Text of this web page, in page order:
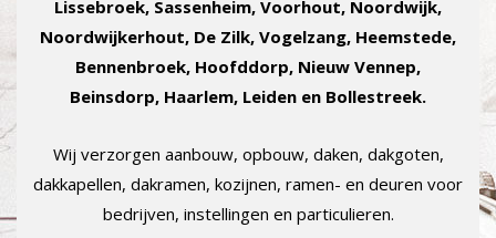
Lissebroek, Sassenheim, Voorhout, Noordwijk,
Noordwijkerhout, De Zilk, Vogelzang, Heemstede,
Bennenbroek, Hoofddorp, Nieuw Vennep,
Beinsdorp, Haarlem, Leiden en Bollestreek.
Wij verzorgen aanbouw, opbouw, daken, dakgoten,
dakkapellen, dakramen, kozijnen, ramen- en deuren voor
bedrijven, instellingen en particulieren.